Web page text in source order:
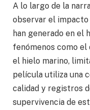
A lo largo de la
observar el impacto
han generado en el
fenómenos como
el hielo marino,
película utiliza una
calidad y registros
supervivencia de